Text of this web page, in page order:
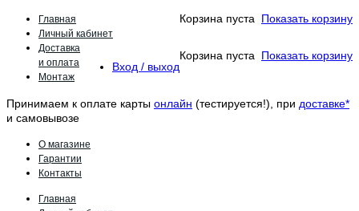
Корзина пуста Показать корзину
Корзина пуста
Показать корзину
Вход / выход
Принимаем к оплате карты онлайн (тестируется!), при доставке*
и самовывозе
Главная
Личный кабинет
Доставка
и оплата
Монтаж
О магазине
Гарантии
Контакты
Главная